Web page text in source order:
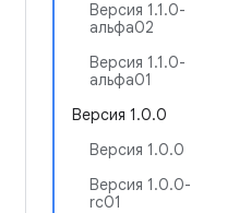
Версия 1.1.0-
альфа02
Версия 1.1.0-
альфа01
Версия 1.0.0
Версия 1.0.0
Версия 1.0.0-
rc01